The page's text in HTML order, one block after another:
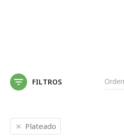
FILTROS
Plateado